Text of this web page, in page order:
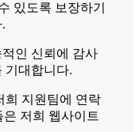
있도록 보장하기
인 신뢰에 감사
기대합니다.
희 지원팀에 연락
저희 웹사이트